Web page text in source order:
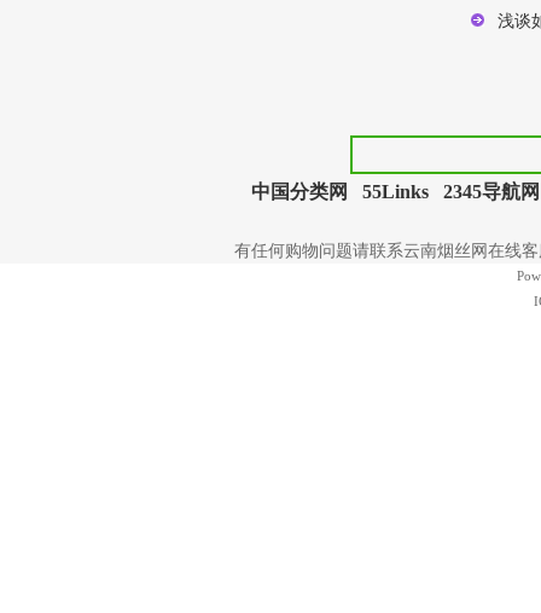
浅谈
中国分类网 55Links 2345导航网
有任何购物问题请联系云南烟丝网在线